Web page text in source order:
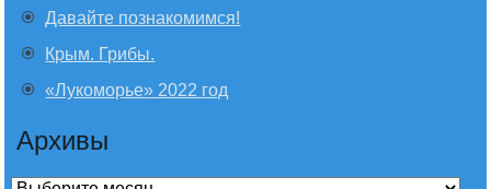
Давайте познакомимся!
Крым. Грибы.
«Лукоморье» 2022 год
Архивы